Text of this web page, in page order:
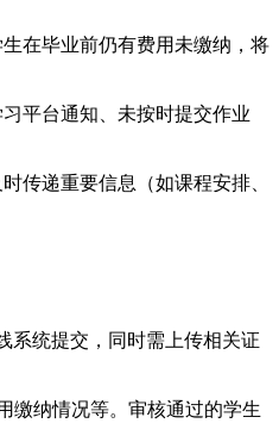
在毕业前仍有费用未缴纳，将
平台通知、未按时提交作业
传递重要信息（如课程安排、
系统提交，同时需上传相关证
缴纳情况等。审核通过的学生